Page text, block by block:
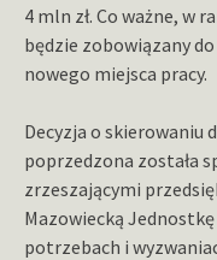
4 mln zł. Co ważne, w
będzie zobowiązany
nowego miejsca pracy.
Decyzja o skierowaniu
poprzedzona została
zrzeszającymi
Mazowiecką
potrzebach i